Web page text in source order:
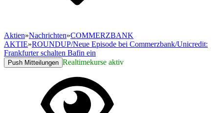
Aktien»Nachrichten»COMMERZBANK
AKTIE»ROUNDUP/Neue Episode bei Commerzbank/Unicredit:
Frankfurter schalten Bafin ein
Push Mitteilungen Realtimekurse aktiv